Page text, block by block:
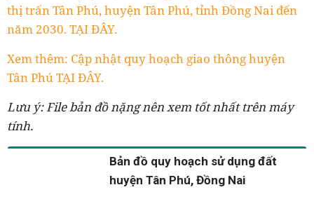
thị trấn Tân Phú, huyện Tân Phú, tỉnh Đồng Nai đến
năm 2030. TẠI ĐÂY.
Xem thêm: Cập nhật quy hoạch giao thông huyện
Tân Phú TẠI ĐÂY.
Lưu ý: File bản đồ nặng nên xem tốt nhất trên máy
tính.
Bản đồ quy hoạch sử dụng đất
huyện Tân Phú, Đồng Nai